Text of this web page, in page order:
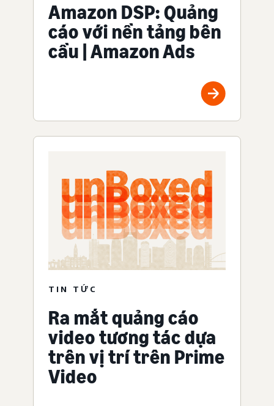
Amazon DSP: Quảng
cáo với nền tảng bên
cầu | Amazon Ads
TIN TỨC
Ra mắt quảng cáo
video tương tác dựa
trên vị trí trên Prime
Video